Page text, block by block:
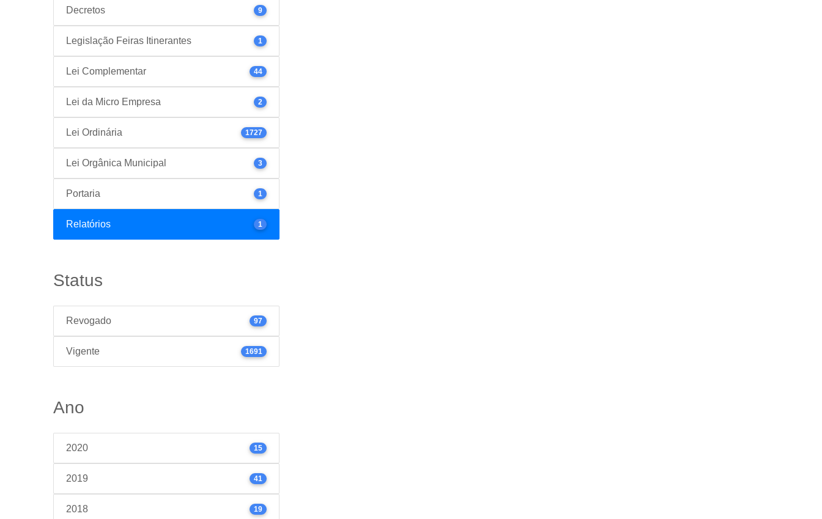
Decretos 9
Legislação Feiras Itinerantes 1
Lei Complementar 44
Lei da Micro Empresa 2
Lei Ordinária 1727
Lei Orgânica Municipal 3
Portaria 1
Relatórios 1
Status
Revogado 97
Vigente 1691
Ano
2020 15
2019 41
2018 19